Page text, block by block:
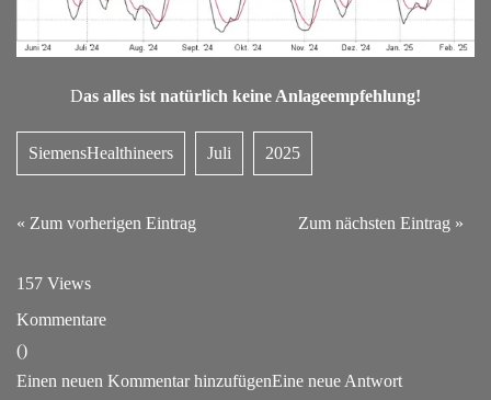
Das alles ist natürlich keine Anlageempfehlung!
SiemensHealthineers Juli 2025
« Zum vorherigen Eintrag Zum nächsten Eintrag »
157 Views
Kommentare
()
Einen neuen Kommentar hinzufügenEine neue Antwort